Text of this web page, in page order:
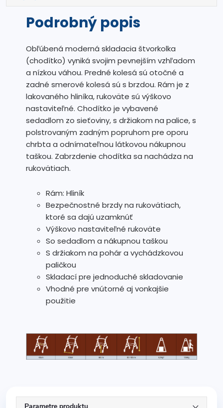
Podrobný popis
Obľúbená moderná skladacia štvorkolka
(chodítko) vyniká svojim pevnejším vzhľadom
a nízkou váhou. Predné kolesá sú otočné a
zadné smerové kolesá sú s brzdou. Rám je z
lakovaného hliníka, rukoväte sú výškovo
nastaviteľné. Chodítko je vybavené
sedadlom zo sieťoviny, s držiakom na palice, s
polstrovaným zadným popruhom pre oporu
chrbta a odnímateľnou látkovou nákupnou
taškou. Zabrzdenie chodítka sa nachádza na
rukovätiach.
Rám: Hliník
Bezpečnostné brzdy na rukovätiach,
ktoré sa dajú uzamknúť
Výškovo nastaviteľné rukoväte
So sedadlom a nákupnou taškou
S držiakom na pohár a vychádzkovou
paličkou
Skladací pre jednoduché skladovanie
Vhodné pre vnútorné aj vonkajšie
použitie